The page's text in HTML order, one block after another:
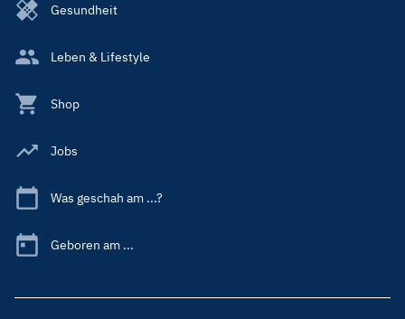
Gesundheit
Leben & Lifestyle
Shop
Jobs
Was geschah am ...?
Geboren am ...